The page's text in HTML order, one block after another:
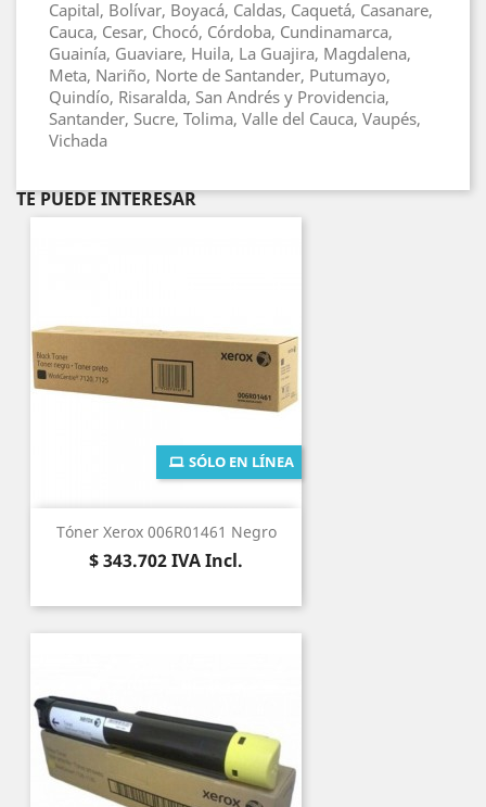
Capital, Bolívar, Boyacá, Caldas, Caquetá, Casanare,
Cauca, Cesar, Chocó, Córdoba, Cundinamarca,
Guainía, Guaviare, Huila, La Guajira, Magdalena,
Meta, Nariño, Norte de Santander, Putumayo,
Quindío, Risaralda, San Andrés y Providencia,
Santander, Sucre, Tolima, Valle del Cauca, Vaupés,
Vichada
TE PUEDE INTERESAR
Tóner Xerox 006R01461 Negro
Precio
$ 343.702IVA Incl.
SÓLO EN LÍNEA